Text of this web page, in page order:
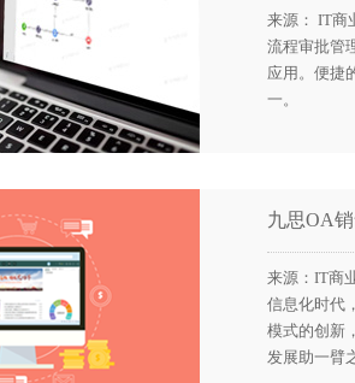
来源： IT商
流程审批管
应用。便捷
一。
九思OA
来源：IT商
信息化时代
模式的创新
发展助一臂